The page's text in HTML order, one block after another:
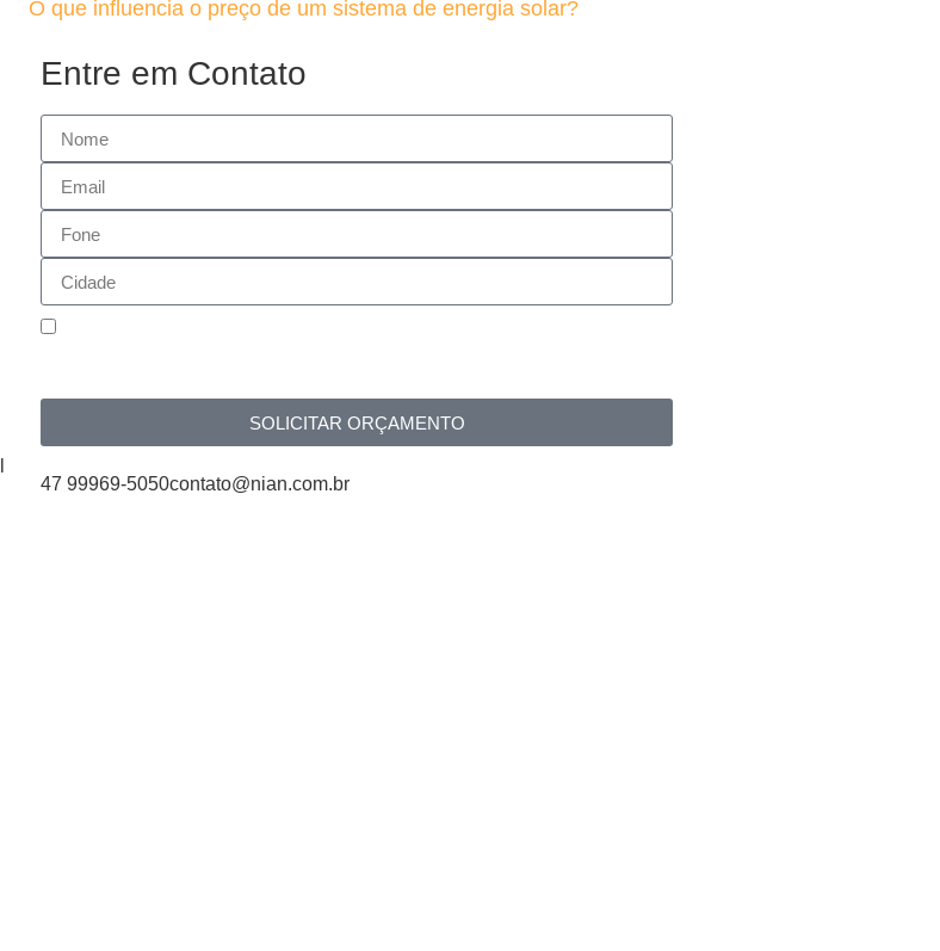
O que influencia o preço de um sistema de energia solar?
Entre em Contato
SOLICITAR ORÇAMENTO
47 99969-5050contato@nian.com.br